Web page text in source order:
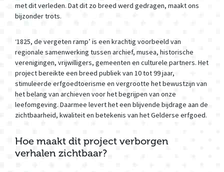
met dit verleden. Dat dit zo breed werd gedragen, maakt ons
bijzonder trots.
‘1825, de vergeten ramp’ is een krachtig voorbeeld van
regionale samenwerking tussen archief, musea, historische
verenigingen, vrijwilligers, gemeenten en culturele partners. Het
project bereikte een breed publiek van 10 tot 99 jaar,
stimuleerde erfgoedtoerisme en vergrootte het bewustzijn van
het belang van archieven voor het begrijpen van onze
leefomgeving. Daarmee levert het een blijvende bijdrage aan de
zichtbaarheid, kwaliteit en betekenis van het Gelderse erfgoed.
Hoe maakt dit project verborgen
verhalen zichtbaar?